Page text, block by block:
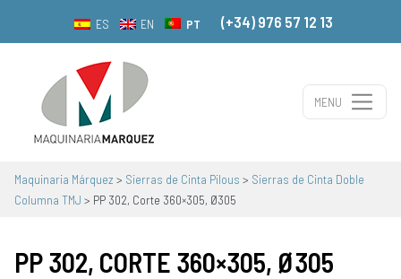
ES EN PT (+34) 976 57 12 13
Navegação principal
MENU
Maquinaria Márquez > Sierras de Cinta Pilous > Sierras de Cinta Doble
Columna TMJ > PP 302, Corte 360×305, Ø305
PP 302, CORTE 360×305, Ø305